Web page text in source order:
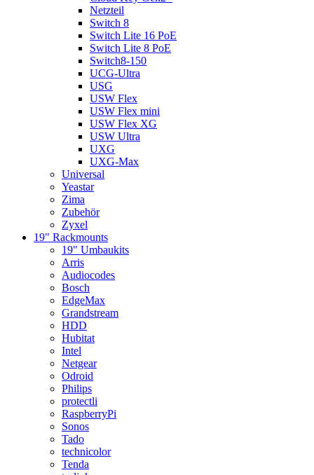
Netzteil
Switch 8
Switch Lite 16 PoE
Switch Lite 8 PoE
Switch8-150
UCG-Ultra
USG
USW Flex
USW Flex mini
USW Flex XG
USW Ultra
UXG
UXG-Max
Universal
Yeastar
Zima
Zubehör
Zyxel
19" Rackmounts
19" Umbaukits
Arris
Audiocodes
Bosch
EdgeMax
Grandstream
HDD
Hubitat
Intel
Netgear
Odroid
Philips
protectli
RaspberryPi
Sonos
Tado
technicolor
Tenda